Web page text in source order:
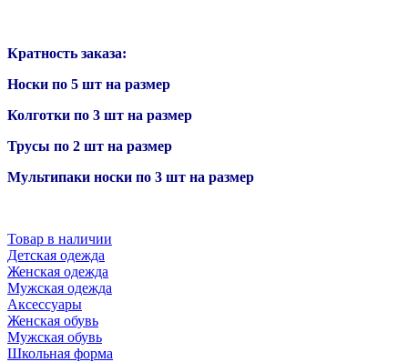
Кратность заказа:
Носки по 5 шт на размер
Колготки по 3 шт на размер
Трусы по 2 шт на размер
Мультипаки носки по 3 шт на размер
Товар в наличии
Детская одежда
Женская одежда
Мужская одежда
Аксессуары
Женская обувь
Мужская обувь
Школьная форма